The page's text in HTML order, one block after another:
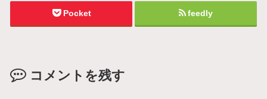
Pocket feedly
コメントを残す